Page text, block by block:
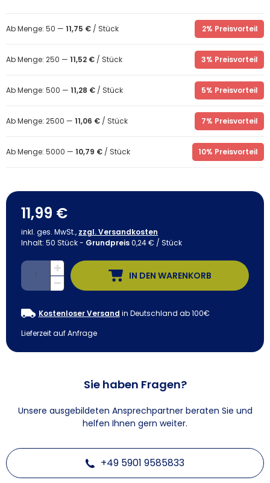
Ab Menge: 50 — 11,75 € / Stück 2% Preisvorteil
Ab Menge: 250 — 11,52 € / Stück 3% Preisvorteil
Ab Menge: 500 — 11,28 € / Stück 5% Preisvorteil
Ab Menge: 2500 — 11,06 € / Stück 7% Preisvorteil
Ab Menge: 5000 — 10,79 € / Stück 10% Preisvorteil
11,99 €
inkl. ges. MwSt., zzgl. Versandkosten
Inhalt: 50 Stück- Grundpreis0,24 € / Stück
IN DEN WARENKORB
Kostenloser Versand in Deutschland ab 100€
Lieferzeit auf Anfrage
Sie haben Fragen?
Unsere ausgebildeten Ansprechpartner beraten Sie und
helfen Ihnen gern weiter.
+49 5901 9585833